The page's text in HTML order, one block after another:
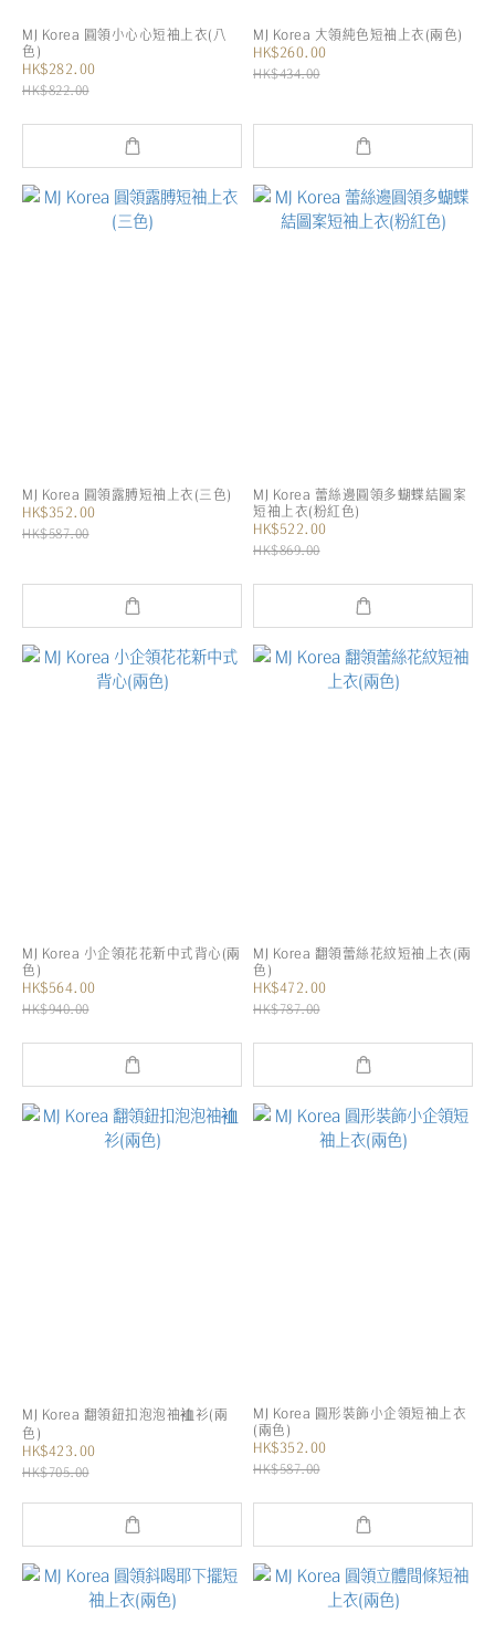
MJ Korea 圓領小心心短袖上衣(八
色)
HK$282.00
HK$822.00
MJ Korea 大領純色短袖上衣(兩色)
HK$260.00
HK$434.00
MJ Korea 圓領露膊短袖上衣(三色)
HK$352.00
HK$587.00
MJ Korea 蕾絲邊圓領多蝴蝶結圖案
短袖上衣(粉紅色)
HK$522.00
HK$869.00
MJ Korea 小企領花花新中式背心(兩
色)
HK$564.00
HK$940.00
MJ Korea 翻領蕾絲花紋短袖上衣(兩
色)
HK$472.00
HK$787.00
MJ Korea 翻領鈕扣泡泡袖裇衫(兩
色)
HK$423.00
HK$705.00
MJ Korea 圓形裝飾小企領短袖上衣
(兩色)
HK$352.00
HK$587.00